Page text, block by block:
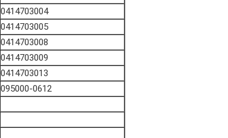
0414703004
0414703005
0414703008
0414703009
0414703013
095000-0612